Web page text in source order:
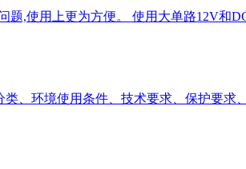
题,使用上更为方便。 使用大单路12V和
、环境使用条件、技术要求、保护要求